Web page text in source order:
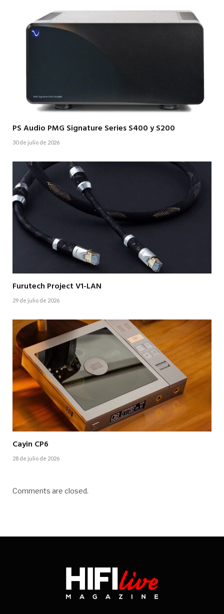
PS Audio PMG Signature Series S400 y S200
30 de julio de 2026
Furutech Project V1-LAN
29 de julio de 2026
Cayin CP6
28 de julio de 2026
Comments are closed.